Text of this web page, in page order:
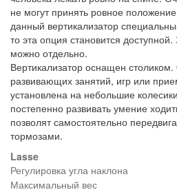
не могут принять ровное
данный вертикализатор
то эта опция становится
можно отдельно.
Вертикализатор оснащен
развивающих занятий, игр или
установлена на небольшие
постепенно развивать умение
позволят самостоятельно
тормозами.
Lasse
Регулировка угла наклона
Максимальный вес